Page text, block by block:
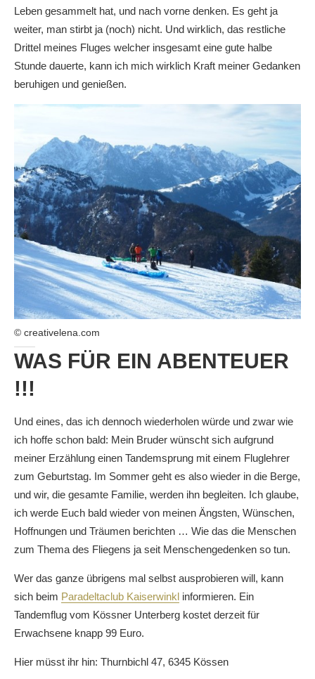
Leben gesammelt hat, und nach vorne denken. Es geht ja
weiter, man stirbt ja (noch) nicht. Und wirklich, das restliche
Drittel meines Fluges welcher insgesamt eine gute halbe
Stunde dauerte, kann ich mich wirklich Kraft meiner Gedanken
beruhigen und genießen.
© creativelena.com
WAS FÜR EIN ABENTEUER
!!!
Und eines, das ich dennoch wiederholen würde und zwar wie
ich hoffe schon bald: Mein Bruder wünscht sich aufgrund
meiner Erzählung einen Tandemsprung mit einem Fluglehrer
zum Geburtstag. Im Sommer geht es also wieder in die Berge,
und wir, die gesamte Familie, werden ihn begleiten. Ich glaube,
ich werde Euch bald wieder von meinen Ängsten, Wünschen,
Hoffnungen und Träumen berichten … Wie das die Menschen
zum Thema des Fliegens ja seit Menschengedenken so tun.
Wer das ganze übrigens mal selbst ausprobieren will, kann
sich beim Paradeltaclub Kaiserwinkl informieren. Ein
Tandemflug vom Kössner Unterberg kostet derzeit für
Erwachsene knapp 99 Euro.
Hier müsst ihr hin: Thurnbichl 47, 6345 Kössen